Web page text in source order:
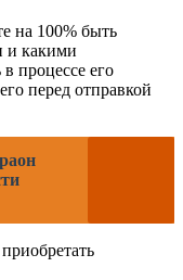
на 100% быть
и какими
процессе его
перед отправкой